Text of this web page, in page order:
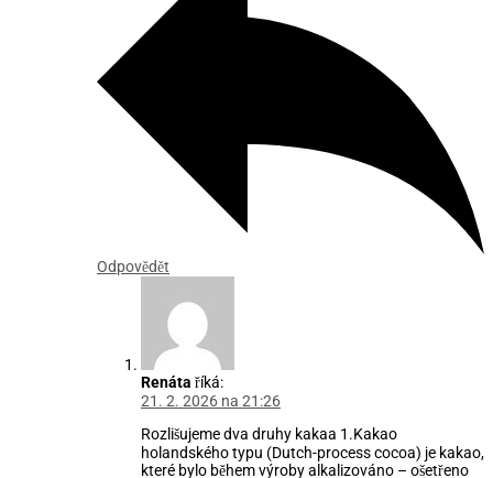
Odpovědět
Renáta říká:
21. 2. 2026 na 21:26
Rozlišujeme dva druhy kakaa 1.Kakao
holandského typu (Dutch-process cocoa) je kakao,
které bylo během výroby alkalizováno – ošetřeno